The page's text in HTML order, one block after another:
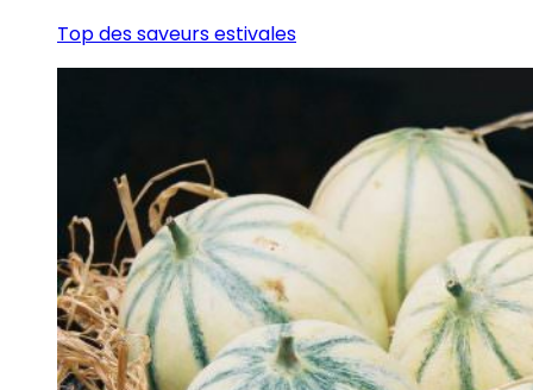
Top des saveurs estivales